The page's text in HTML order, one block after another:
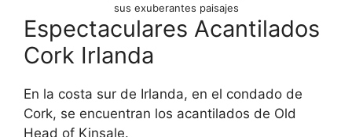
sus exuberantes paisajes
Espectaculares Acantilados
Cork Irlanda
En la costa sur de Irlanda, en el condado de
Cork, se encuentran los acantilados de Old
Head of Kinsale.